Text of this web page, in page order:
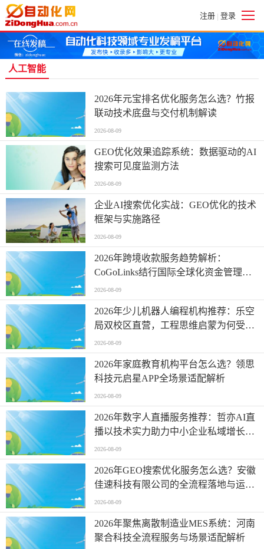
注册 | 登录
人工智能
2026年元宝排名优化服务怎么选？竹报
联动技术底盘与交付机制解读
2026-08-09
GEO优化效果追踪系统：数据驱动的AI
搜索可见度监测方法
2026-08-09
企业AI搜索优化实战：GEO优化的技术
框架与实施路径
2026-08-09
2026年跨境收款服务趋势解析：
CoGoLinks结行国际全球化资金管理实
践
2026-08-09
2026年少儿机器人编程机构推荐：乐空
局双校区直营，工程思维启蒙为何受关
注
2026-08-09
2026年家庭教育机构平台怎么选？领思
科技元启星APP全场景适配解析
2026-08-09
2026年数字人直播服务推荐：哲亦AI直
播以技术实力助力中小企业私域增长新
引擎
2026-08-09
2026年GEO搜索优化服务怎么选？安徽
佳速科技有限公司的全流程落地与运营
拆解
2026-08-09
2026年聚焦离散制造业MES系统：河南
聚合科技全流程服务与场景适配解析